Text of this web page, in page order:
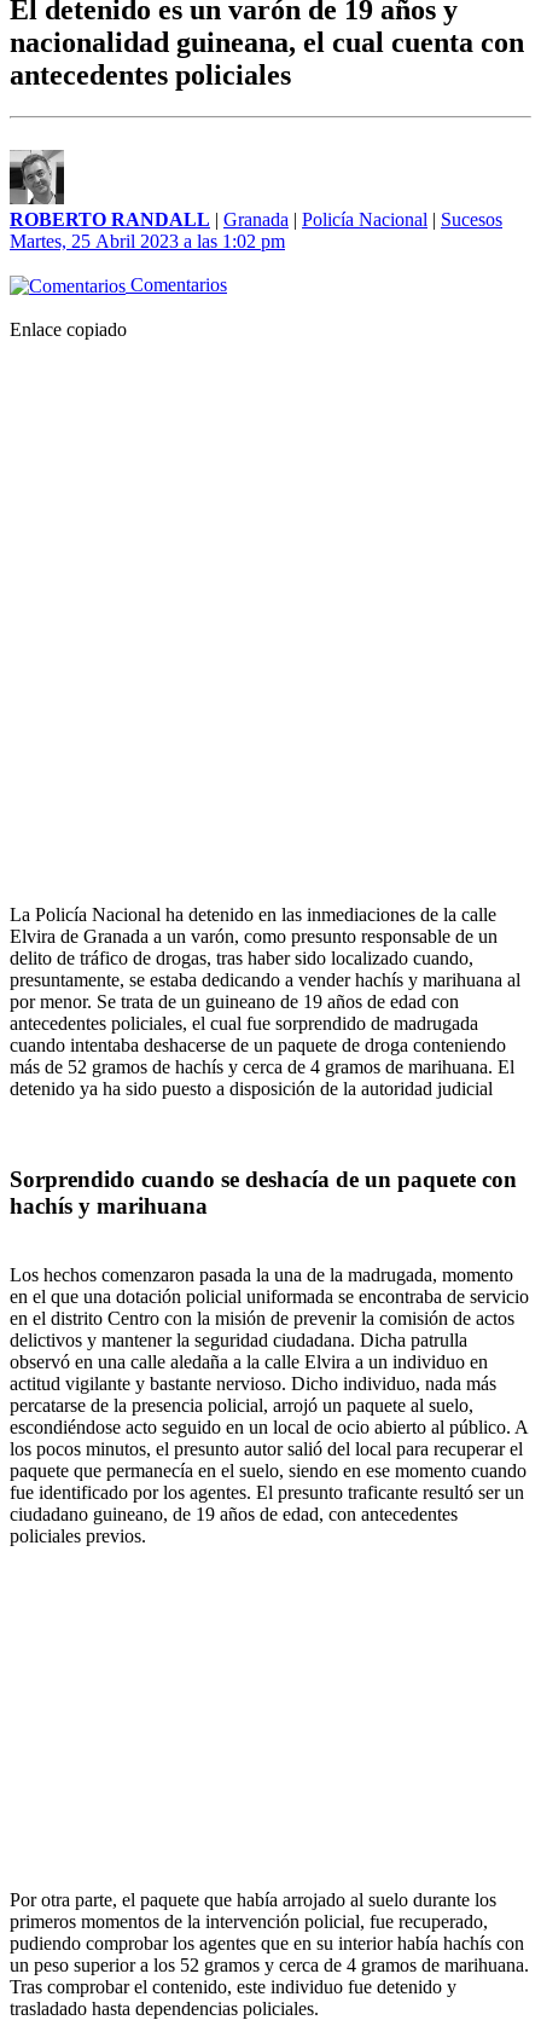
El detenido es un varón de 19 años y
nacionalidad guineana, el cual cuenta con
antecedentes policiales
ROBERTO RANDALL | Granada | Policía Nacional | Sucesos
Martes, 25 Abril 2023 a las 1:02 pm
Comentarios
Enlace copiado
La Policía Nacional ha detenido en las inmediaciones de la calle
Elvira de Granada a un varón, como presunto responsable de un
delito de tráfico de drogas, tras haber sido localizado cuando,
presuntamente, se estaba dedicando a vender hachís y marihuana al
por menor. Se trata de un guineano de 19 años de edad con
antecedentes policiales, el cual fue sorprendido de madrugada
cuando intentaba deshacerse de un paquete de droga conteniendo
más de 52 gramos de hachís y cerca de 4 gramos de marihuana. El
detenido ya ha sido puesto a disposición de la autoridad judicial
Sorprendido cuando se deshacía de un paquete con
hachís y marihuana
Los hechos comenzaron pasada la una de la madrugada, momento
en el que una dotación policial uniformada se encontraba de servicio
en el distrito Centro con la misión de prevenir la comisión de actos
delictivos y mantener la seguridad ciudadana. Dicha patrulla
observó en una calle aledaña a la calle Elvira a un individuo en
actitud vigilante y bastante nervioso. Dicho individuo, nada más
percatarse de la presencia policial, arrojó un paquete al suelo,
escondiéndose acto seguido en un local de ocio abierto al público. A
los pocos minutos, el presunto autor salió del local para recuperar el
paquete que permanecía en el suelo, siendo en ese momento cuando
fue identificado por los agentes. El presunto traficante resultó ser un
ciudadano guineano, de 19 años de edad, con antecedentes
policiales previos.
Por otra parte, el paquete que había arrojado al suelo durante los
primeros momentos de la intervención policial, fue recuperado,
pudiendo comprobar los agentes que en su interior había hachís con
un peso superior a los 52 gramos y cerca de 4 gramos de marihuana.
Tras comprobar el contenido, este individuo fue detenido y
trasladado hasta dependencias policiales.